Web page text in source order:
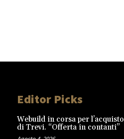
Editor Picks
Webuild in corsa per l’acquisto
di Trevi. “Offerta in contanti”